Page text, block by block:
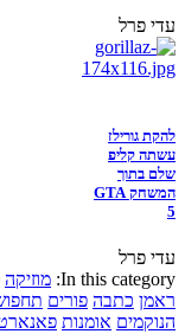
עדי פרל
להקת גורילז
עשתה קליפ
שלם בתוך
המשחק GTA
5
עדי פרל
In this category: מוזיקה
ראמן כתבה פורים
הנוקמים אומנות